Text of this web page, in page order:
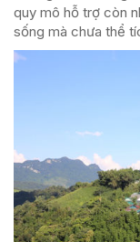
quy mô hỗ trợ còn
sống mà chưa thể